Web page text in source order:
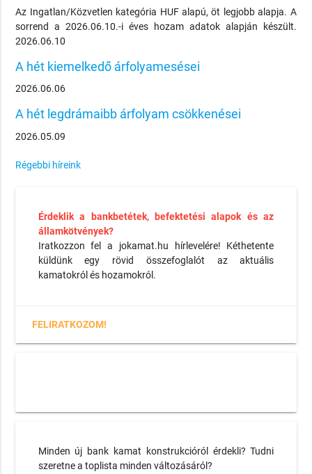
Az Ingatlan/Közvetlen kategória HUF alapú, öt legjobb alapja. A
sorrend a 2026.06.10.-i éves hozam adatok alapján készült.
2026.06.10
A hét kiemelkedő árfolyamesései
2026.06.06
A hét legdrámaibb árfolyam csökkenései
2026.05.09
Régebbi híreink
Érdeklik a bankbetétek, befektetési alapok és az
államkötvények?
Iratkozzon fel a jokamat.hu hírlevelére! Kéthetente
küldünk egy rövid összefoglalót az aktuális
kamatokról és hozamokról.
FELIRATKOZOM!
Minden új bank kamat konstrukcióról érdekli? Tudni
szeretne a toplista minden változásáról?